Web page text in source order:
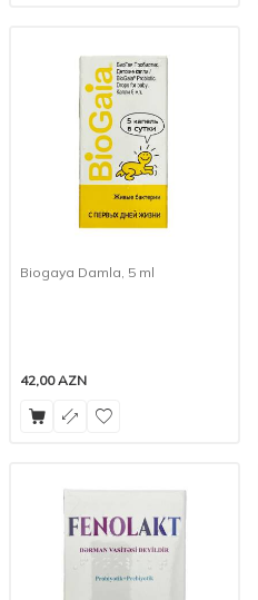
Biogaya Damla, 5 ml
42,00AZN